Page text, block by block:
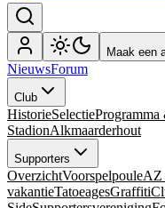
Maak een
NieuwsForum
Club
HistorieSelectie
StadionAlkmaarderhout
Supporters
OverzichtVoorspelpouleAZ
vakantieTatoeagesGraffiti